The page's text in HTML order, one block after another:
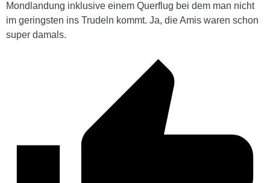
Mondlandung inklusive einem Querflug bei dem man nicht
im geringsten ins Trudeln kommt. Ja, die Amis waren schon
super damals.